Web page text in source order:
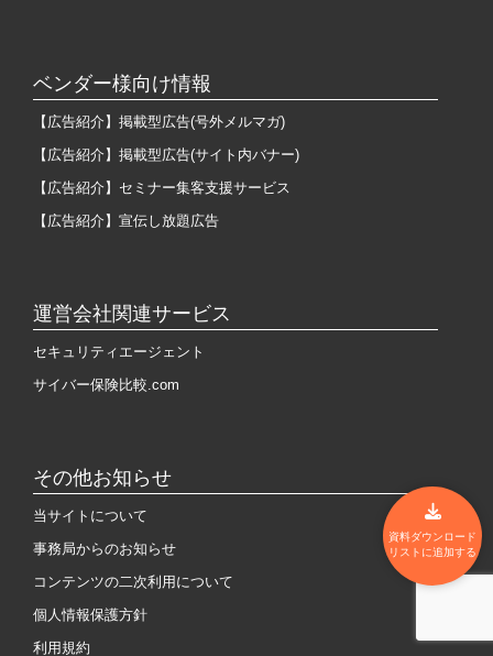
資料ダウンロード
リストに追加する
ベンダー様向け情報
【広告紹介】掲載型広告(号外メルマガ)
【広告紹介】掲載型広告(サイト内バナー)
【広告紹介】セミナー集客支援サービス
【広告紹介】宣伝し放題広告
運営会社関連サービス
セキュリティエージェント
サイバー保険比較.com
その他お知らせ
当サイトについて
事務局からのお知らせ
コンテンツの二次利用について
個人情報保護方針
利用規約